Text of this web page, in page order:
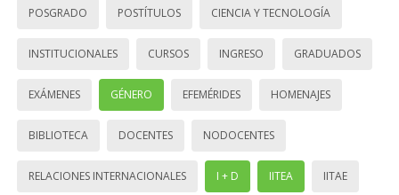
POSGRADO POSTÍTULOS CIENCIA Y TECNOLOGÍA
INSTITUCIONALES CURSOS INGRESO GRADUADOS
EXÁMENES GÉNERO EFEMÉRIDES HOMENAJES
BIBLIOTECA DOCENTES NODOCENTES
RELACIONES INTERNACIONALES I + D IITEA IITAE